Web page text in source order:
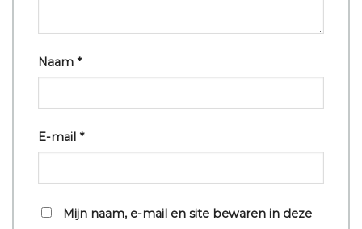
Naam *
E-mail *
Mijn naam, e-mail en site bewaren in deze